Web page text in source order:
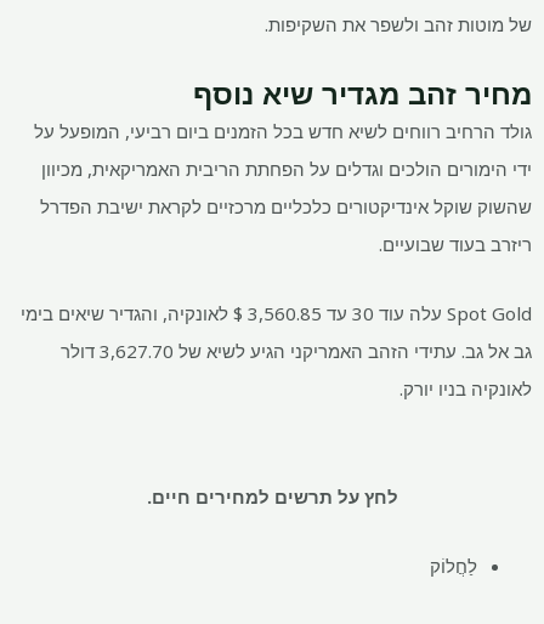
של מוטות זהב ולשפר את השקיפות.
מחיר זהב מגדיר שיא נוסף
גולד הרחיב רווחים לשיא חדש בכל הזמנים ביום רביעי, המופעל על
ידי הימורים הולכים וגדלים על הפחתת הריבית האמריקאית, מכיוון
שהשוק שוקל אינדיקטורים כלכליים מרכזיים לקראת ישיבת הפדרל
ריזרב בעוד שבועיים.
Spot Gold עלה עוד 30 עד 3,560.85 $ לאונקיה, והגדיר שיאים בימי
גב אל גב. עתידי הזהב האמריקני הגיע לשיא של 3,627.70 דולר
לאונקיה בניו יורק.
לחץ על תרשים למחירים חיים.
לַחֲלוֹק